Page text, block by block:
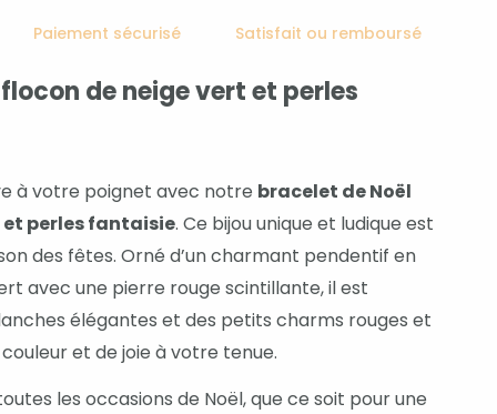
Paiement sécurisé Satisfait ou remboursé
de neige vert et perles
à votre poignet avec notre bracelet de Noël
perles fantaisie. Ce bijou unique et ludique est
des fêtes. Orné d’un charmant pendentif en
avec une pierre rouge scintillante, il est
élégantes et des petits charms rouges et
et de joie à votre tenue.
les occasions de Noël, que ce soit pour une